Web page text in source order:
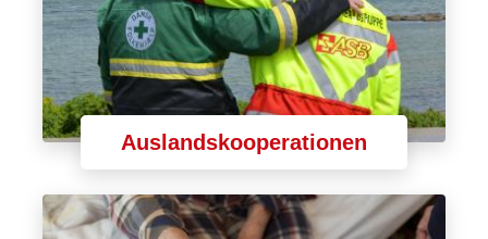
Auslandskooperationen